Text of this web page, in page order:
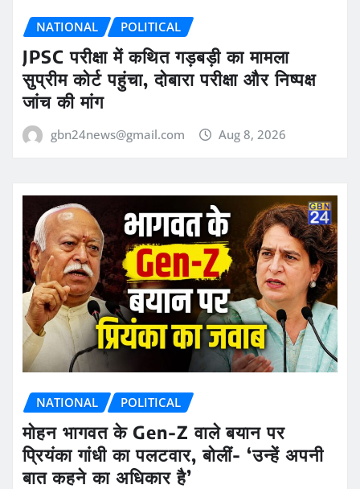
NATIONAL POLITICAL
JPSC परीक्षा में कथित गड़बड़ी का मामला
सुप्रीम कोर्ट पहुंचा, दोबारा परीक्षा और निष्पक्ष
जांच की मांग
gbn24news@gmail.com Aug 8, 2026
NATIONAL POLITICAL
मोहन भागवत के Gen-Z वाले बयान पर
प्रियंका गांधी का पलटवार, बोलीं- ‘उन्हें अपनी
बात कहने का अधिकार है’